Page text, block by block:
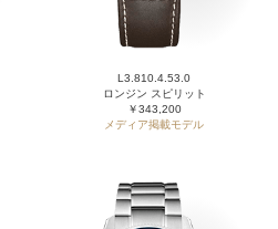
L3.810.4.53.0
ロンジン スピリット
￥343,200
メディア掲載モデル